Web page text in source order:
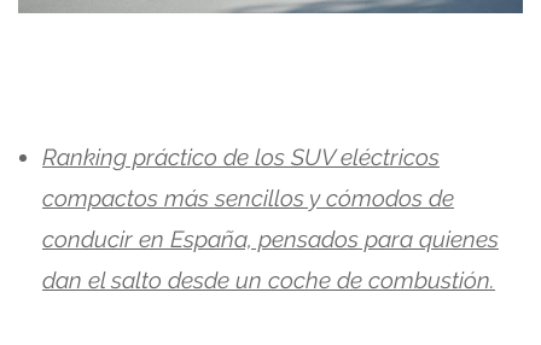
Ranking práctico de los SUV eléctricos
compactos más sencillos y cómodos de
conducir en España, pensados para quienes
dan el salto desde un coche de combustión.